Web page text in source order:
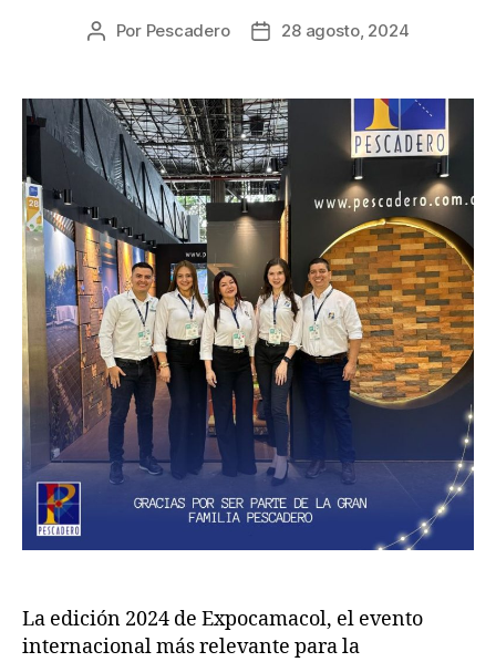
Por Pescadero 28 agosto, 2024
La edición 2024 de Expocamacol, el evento
internacional más relevante para la